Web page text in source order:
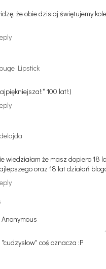
że obie dzisiaj świętujemy
Lipstick
100 lat!:)
wiedziałam że masz dopiero 18
oraz 18 lat działań
Anonymous
"cudzysłow" coś oznacza :P